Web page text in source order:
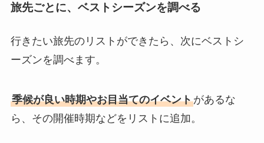
旅先ごとに、ベストシーズンを調べる
行きたい旅先のリストができたら、次にベストシ
ーズンを調べます。
季候が良い時期やお目当てのイベントがあるな
ら、その開催時期などをリストに追加。